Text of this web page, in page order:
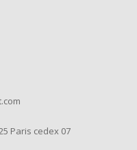
Paris cedex 07